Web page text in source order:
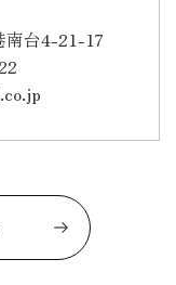
南台4-21-17